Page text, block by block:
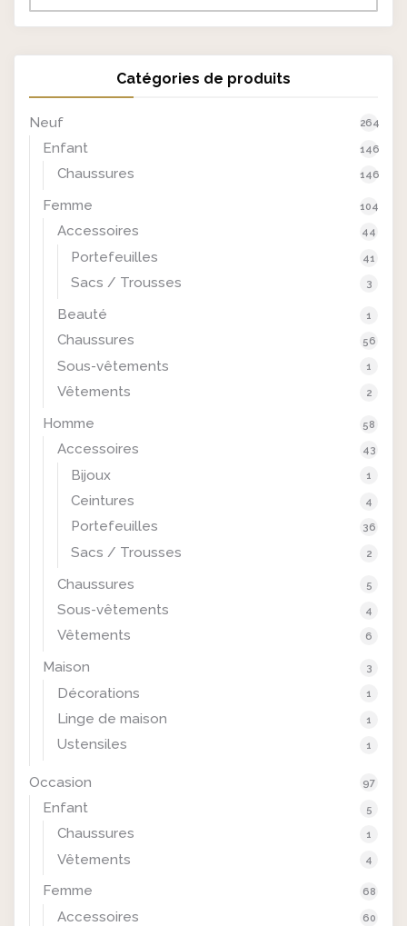
Catégories de produits
Neuf 264
Enfant 146
Chaussures 146
Femme 104
Accessoires 44
Portefeuilles 41
Sacs / Trousses 3
Beauté 1
Chaussures 56
Sous-vêtements 1
Vêtements 2
Homme 58
Accessoires 43
Bijoux 1
Ceintures 4
Portefeuilles 36
Sacs / Trousses 2
Chaussures 5
Sous-vêtements 4
Vêtements 6
Maison 3
Décorations 1
Linge de maison 1
Ustensiles 1
Occasion 97
Enfant 5
Chaussures 1
Vêtements 4
Femme 68
Accessoires 60